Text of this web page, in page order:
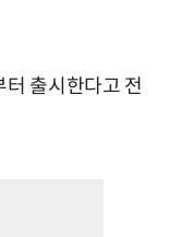
출시한다고 전